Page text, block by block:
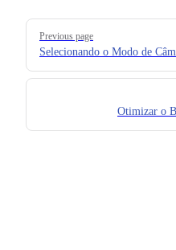
Pager
Previous page
Selecionando o Modo de
Otimizar o